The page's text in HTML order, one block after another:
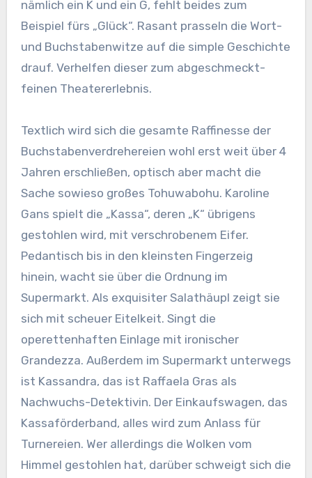
nämlich ein K und ein G, fehlt beides zum
Beispiel fürs „Glück“. Rasant prasseln die Wort-
und Buchstabenwitze auf die simple Geschichte
drauf. Verhelfen dieser zum abgeschmeckt-
feinen Theatererlebnis.
Textlich wird sich die gesamte Raffinesse der
Buchstabenverdrehereien wohl erst weit über 4
Jahren erschließen, optisch aber macht die
Sache sowieso großes Tohuwabohu. Karoline
Gans spielt die „Kassa“, deren „K“ übrigens
gestohlen wird, mit verschrobenem Eifer.
Pedantisch bis in den kleinsten Fingerzeig
hinein, wacht sie über die Ordnung im
Supermarkt. Als exquisiter Salathäupl zeigt sie
sich mit scheuer Eitelkeit. Singt die
operettenhaften Einlage mit ironischer
Grandezza. Außerdem im Supermarkt unterwegs
ist Kassandra, das ist Raffaela Gras als
Nachwuchs-Detektivin. Der Einkaufswagen, das
Kassaförderband, alles wird zum Anlass für
Turnereien. Wer allerdings die Wolken vom
Himmel gestohlen hat, darüber schweigt sich die